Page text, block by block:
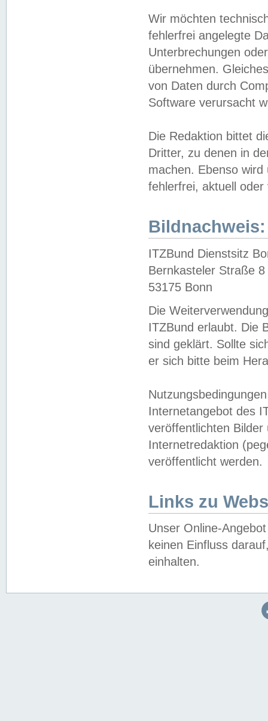
Wir möchten
fehlerfrei angelegte
Unterbrechungen
übernehmen.
von Daten durch
Software verursacht
Die Redaktion bittet
Dritter, zu denen in
machen. Ebenso
fehlerfrei, aktuell oder
Bildnachweis:
ITZBund Dienstsitz
Bernkasteler Straße 8
53175 Bonn
Die
ITZBund erlaubt. Die
sind geklärt. Sollte
er sich bitte beim
Internetangebot des
veröffentlichten
Internetredaktion
veröffentlicht werden.
Links zu
Unser Online-
keinen Einfluss
einhalten.